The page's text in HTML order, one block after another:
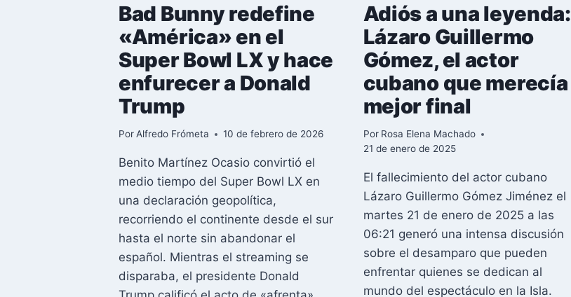
Bad Bunny redefine
«América» en el
Super Bowl LX y hace
enfurecer a Donald
Trump
PorAlfredo Frómeta 10 de febrero de 2026
Benito Martínez Ocasio convirtió el
medio tiempo del Super Bowl LX en
una declaración geopolítica,
recorriendo el continente desde el sur
hasta el norte sin abandonar el
español. Mientras el streaming se
disparaba, el presidente Donald
Adiós a una leyenda:
Lázaro Guillermo
Gómez, el actor
cubano que merecía
mejor final
Por Rosa Elena Machado
21 de enero de 2025
El fallecimiento del actor cubano
Lázaro Guillermo Gómez Jiménez el
martes 21 de enero de 2025 a las
06:21 generó una intensa discusión
sobre el desamparo que pueden
enfrentar quienes se dedican al
mundo del espectáculo en la Isla.